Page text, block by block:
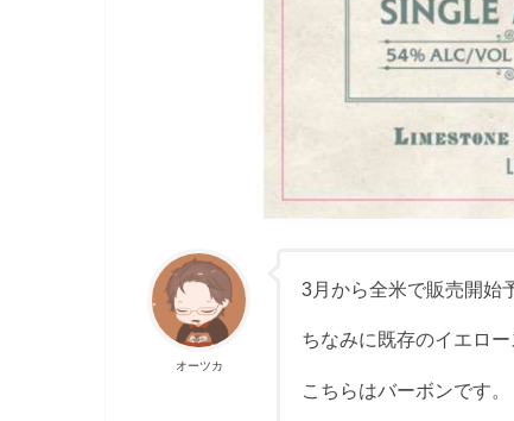
オーツカ
3月から全米で販売開始
ちなみに既存のイエロ
こちらはバーボンです。